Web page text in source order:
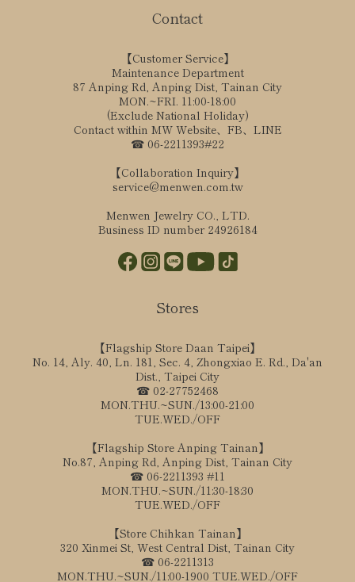
Contact
【Customer Service】
Maintenance Department
87 Anping Rd, Anping Dist, Tainan City
MON.~FRI. 11:00-18:00
(Exclude National Holiday)
Contact within MW Website、FB、LINE
☎ 06-2211393#22
【Collaboration Inquiry】
service@menwen.com.tw
Menwen Jewelry CO., LTD.
Business ID number 24926184
Stores
【Flagship Store Daan Taipei】
No. 14, Aly. 40, Ln. 181, Sec. 4, Zhongxiao E. Rd., Da'an
Dist., Taipei City
☎ 02-27752468
MON.THU.~SUN./13:00-21:00
TUE.WED./OFF
【Flagship Store Anping Tainan】
No.87, Anping Rd, Anping Dist, Tainan City
☎ 06-2211393 #11
MON.THU.~SUN./11:30-18:30
TUE.WED./OFF
【Store Chihkan Tainan】
320 Xinmei St, West Central Dist, Tainan City
☎ 06-2211313
MON.THU.~SUN./11:00-1900 TUE.WED./OFF